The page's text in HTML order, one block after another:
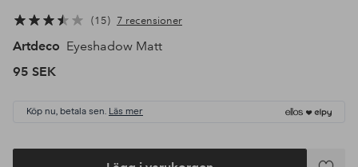
15 7 recensioner
Artdeco Eyeshadow Matt
95 SEK
Köp nu, betala sen. Läs mer